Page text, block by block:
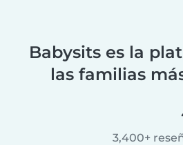
Babysits es la
las familias
3,400+